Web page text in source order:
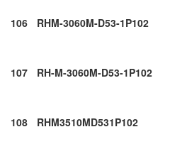
106 RHM-3060M-D53-1P102
107 RH-M-3060M-D53-1P102
108 RHM3510MD531P102